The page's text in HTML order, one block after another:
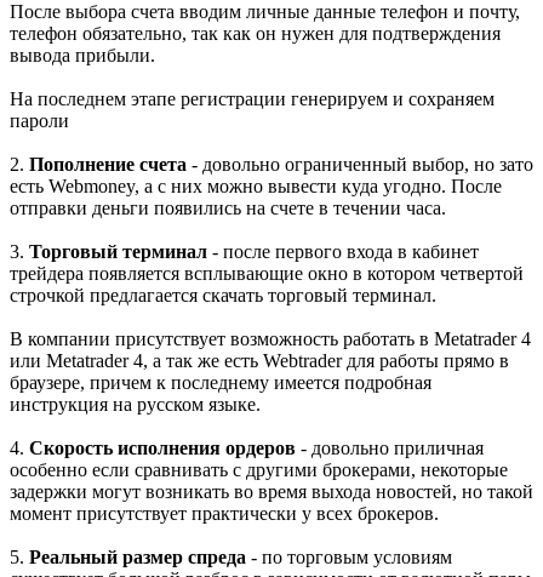
После выбора счета вводим личные данные телефон и почту,
телефон обязательно, так как он нужен для подтверждения
вывода прибыли.
На последнем этапе регистрации генерируем и сохраняем
пароли
2. Пополнение счета - довольно ограниченный выбор, но зато
есть Webmoney, а с них можно вывести куда угодно. После
отправки деньги появились на счете в течении часа.
3. Торговый терминал - после первого входа в кабинет
трейдера появляется всплывающие окно в котором четвертой
строчкой предлагается скачать торговый терминал.
В компании присутствует возможность работать в Metatrader 4
или Metatrader 4, а так же есть Webtrader для работы прямо в
браузере, причем к последнему имеется подробная
инструкция на русском языке.
4. Скорость исполнения ордеров - довольно приличная
особенно если сравнивать с другими брокерами, некоторые
задержки могут возникать во время выхода новостей, но такой
момент присутствует практически у всех брокеров.
5. Реальный размер спреда - по торговым условиям